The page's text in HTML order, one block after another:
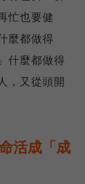
忙也要健
麼都做得
什麼都做得
，又從頭開
活成「成